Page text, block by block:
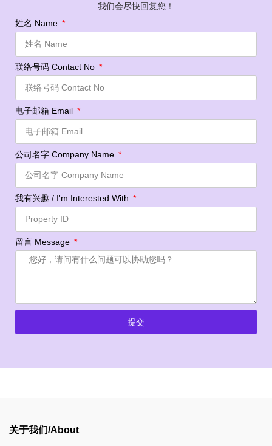
我们会尽快回复您！
姓名 Name
联络号码 Contact No
电子邮箱 Email
公司名字 Company Name
我有兴趣 / I'm Interested With
留言 Message
提交
关于我们/About